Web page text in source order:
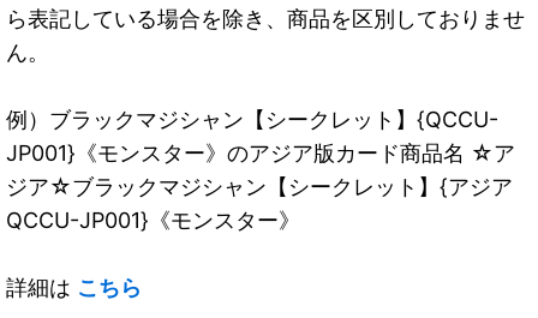
ら表記している場合を除き、商品を区別しておりませ
ん。
例）ブラックマジシャン【シークレット】{QCCU-
JP001}《モンスター》のアジア版カード商品名 ☆ア
ジア☆ブラックマジシャン【シークレット】{アジア
QCCU-JP001}《モンスター》
詳細は こちら